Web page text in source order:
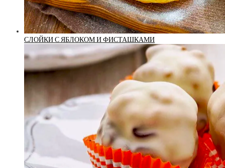
СЛОЙКИ С ЯБЛОКОМ И ФИСТАШКАМИ